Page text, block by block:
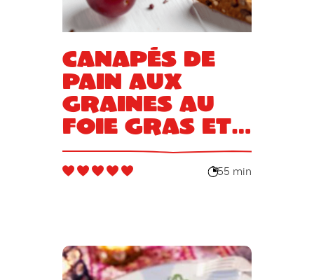
Canapés de
pain aux
graines au
foie gras et
aux raisins
55 min